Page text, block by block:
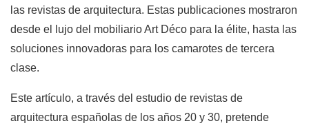
las revistas de arquitectura. Estas publicaciones mostraron
desde el lujo del mobiliario Art Déco para la élite, hasta las
soluciones innovadoras para los camarotes de tercera
clase.
Este artículo, a través del estudio de revistas de
arquitectura españolas de los años 20 y 30, pretende